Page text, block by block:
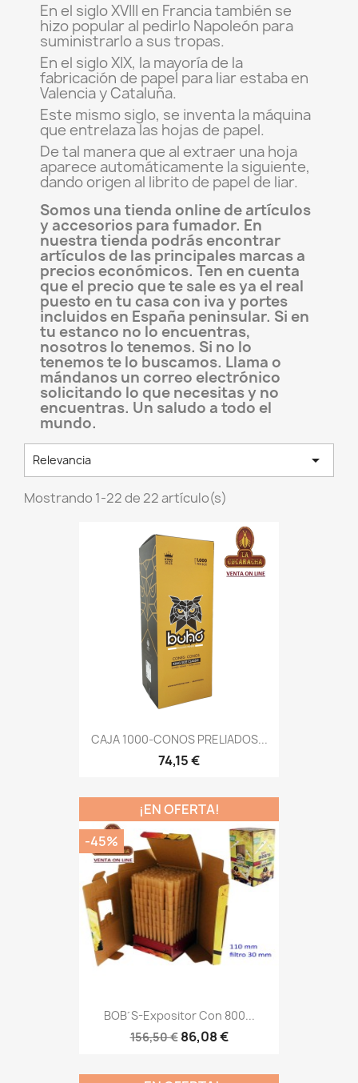
En el siglo XVIII en Francia también se
hizo popular al pedirlo Napoleón para
suministrarlo a sus tropas.
En el siglo XIX, la mayoría de la
fabricación de papel para liar estaba en
Valencia y Cataluña.
Este mismo siglo, se inventa la máquina
que entrelaza las hojas de papel.
De tal manera que al extraer una hoja
aparece automáticamente la siguiente,
dando origen al librito de papel de liar.
Somos una tienda online de artículos
y accesorios para fumador. En
nuestra tienda podrás encontrar
artículos de las principales marcas a
precios económicos. Ten en cuenta
que el precio que te sale es ya el real
puesto en tu casa con iva y portes
incluidos en España peninsular. Si en
tu estanco no lo encuentras,
nosotros lo tenemos. Si no lo
tenemos te lo buscamos. Llama o
mándanos un correo electrónico
solicitando lo que necesitas y no
encuentras. Un saludo a todo el
mundo.
Relevancia 
Mostrando 1-22 de 22 artículo(s)
CAJA 1000-CONOS PRELIADOS...
74,15 €
BOB´S-Expositor Con 800...
156,50 € 86,08 €
¡EN OFERTA!
-45%